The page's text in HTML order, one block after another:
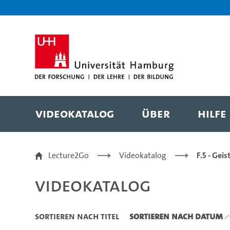
Videokatalog Über Hilfe
Videokatalog
Lecture2Go Videokatalog F.5 -
Videokatalog
Sortieren nach Titel Sortieren nach Datum